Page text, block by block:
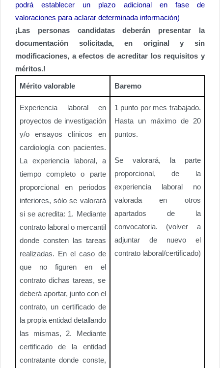
podrá establecer un plazo adicional en fase de
valoraciones para aclarar determinada información)
¡Las personas candidatas deberán presentar la
documentación solicitada, en original y sin
modificaciones, a efectos de acreditar los requisitos y
méritos.!
Mérito valorable Baremo
Experiencia laboral en
proyectos de investigación
y/o ensayos clínicos en
cardiología con pacientes.
La experiencia laboral, a
tiempo completo o parte
proporcional en periodos
inferiores, sólo se valorará
si se acredita: 1. Mediante
contrato laboral o mercantil
donde consten las tareas
realizadas. En el caso de
que no figuren en el
contrato dichas tareas, se
deberá aportar, junto con el
contrato, un certificado de
la propia entidad detallando
las mismas, 2. Mediante
certificado de la entidad
contratante donde conste,
1 punto por mes trabajado.
Hasta un máximo de 20
puntos.
Se valorará, la parte
proporcional, de la
experiencia laboral no
valorada en otros
apartados de la
convocatoria. (volver a
adjuntar de nuevo el
contrato laboral/certificado)